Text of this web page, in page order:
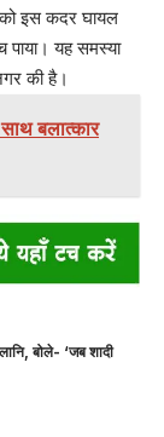
इस कदर घायल
पाया। यह समस्या
की है।
बलात्कार
बोले- ‘जब शादी